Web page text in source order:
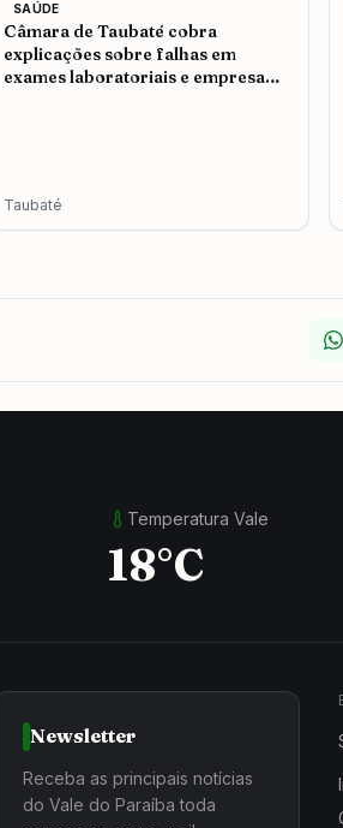
SAÚDE
Câmara de Taubaté cobra
explicações sobre falhas em
exames laboratoriais e empresa
Taubaté
Temperatura Vale
18°C
Newsletter
Receba as principais notícias
do Vale do Paraíba toda